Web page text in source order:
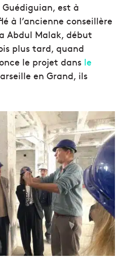
est à
à l’ancienne conseillère
Abdul Malak, début
plus tard, quand
le projet dans le
en Grand, ils